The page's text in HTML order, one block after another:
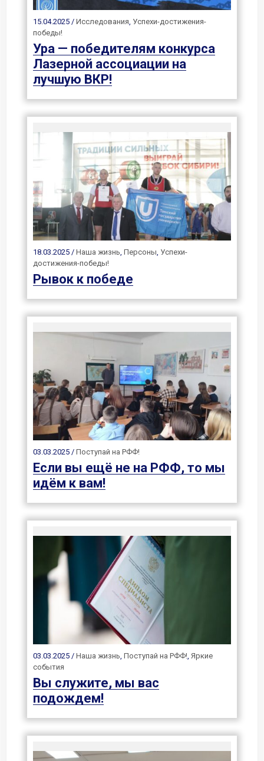
15.04.2025 / Исследования, Успехи-достижения-
победы!
Ура — победителям конкурса
Лазерной ассоциации на
лучшую ВКР!
18.03.2025 / Наша жизнь, Персоны, Успехи-
достижения-победы!
Рывок к победе
03.03.2025 / Поступай на РФФ!
Если вы ещё не на РФФ, то мы
идём к вам!
03.03.2025 / Наша жизнь, Поступай на РФФ!, Яркие
события
Вы служите, мы вас
подождем!